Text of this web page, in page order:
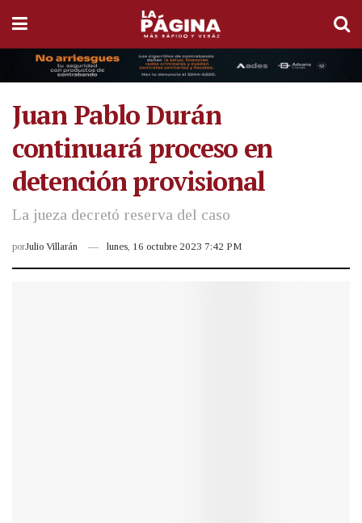
Juan Pablo Durán
continuará proceso en
detención provisional
La jueza decretó reserva del caso
porJulio Villarán lunes, 16 octubre 2023 7:42 PM